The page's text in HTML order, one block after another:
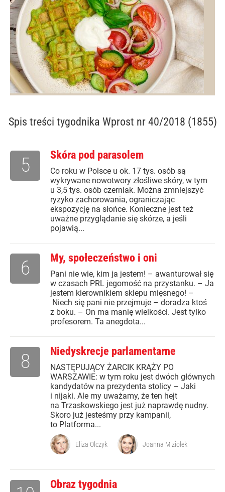
Spis treści tygodnika Wprost nr 40/2018 (1855)
Skóra pod parasolem
Co roku w Polsce u ok. 17 tys. osób są
wykrywane nowotwory złośliwe skóry, w tym
u 3,5 tys. osób czerniak. Można zmniejszyć
ryzyko zachorowania, ograniczając
ekspozycję na słońce. Konieczne jest też
uważne przyglądanie się skórze, a jeśli
pojawią...
5
My, społeczeństwo i oni
Pani nie wie, kim ja jestem! – awanturował się
w czasach PRL jegomość na przystanku. – Ja
jestem kierownikiem sklepu mięsnego! –
Niech się pani nie przejmuje – doradza ktoś
z boku. – On ma manię wielkości. Jest tylko
profesorem. Ta anegdota...
6
Niedyskrecje parlamentarne
NASTĘPUJĄCY ŻARCIK KRĄŻY PO
WARSZAWIE: w tym roku jest dwóch głównych
kandydatów na prezydenta stolicy – Jaki
i nijaki. Ale my uważamy, że ten hejt
na Trzaskowskiego jest już naprawdę nudny.
Skoro już jesteśmy przy kampanii,
to Platforma...
8
Eliza Olczyk Joanna Miziołek
Obraz tygodnia